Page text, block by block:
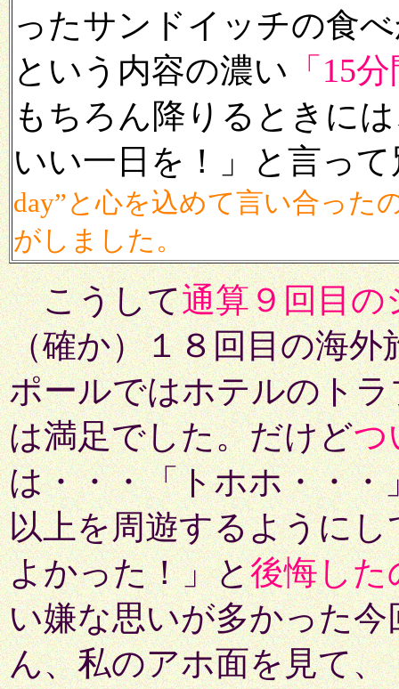
ったサンドイッチの食
という内容の濃い 「15
もちろん降りるときに
いい一日を！」と言っ
day”と心を込めて言い合った
がしました。
こうして通算９回目
（確か）１８回目の海
ポールではホテルのト
は満足でした。だけどつ
は・・・「トホホ・・
以上を周遊するように
よかった！」と後悔した
い嫌な思いが多かった
ん、私のアホ面を見て